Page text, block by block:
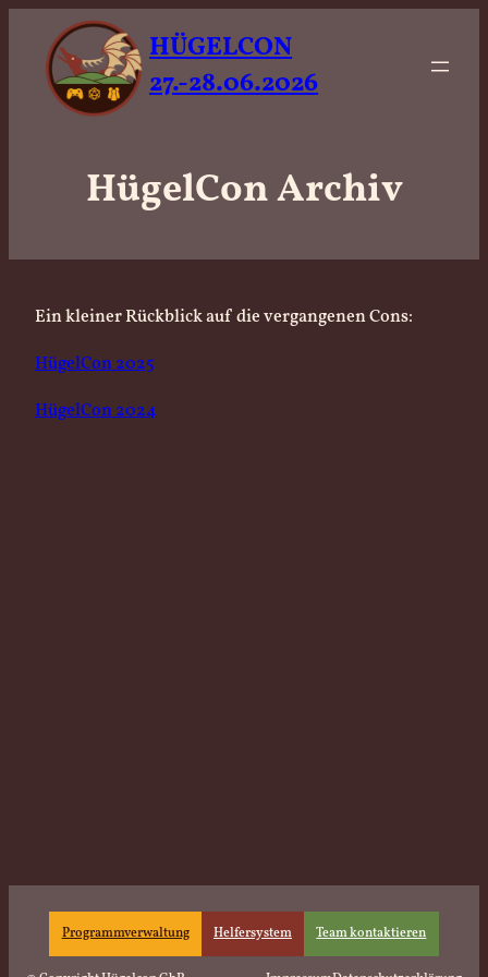
HÜGELCON
27.-28.06.2026
HügelCon Archiv
Ein kleiner Rückblick auf die vergangenen Cons:
HügelCon 2025
HügelCon 2024
Programmverwaltung Helfersystem Team kontaktieren